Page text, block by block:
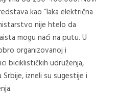
kao “laka električna
nije htelo da
mogu naći na putu. U
organizovanoj i
biciklističkih udruženja,
izneli su sugestije i